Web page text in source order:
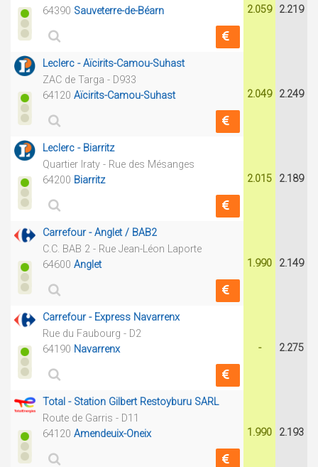
64390 Sauveterre-de-Béarn 2.059 2.219
Leclerc - Aïcirits-Camou-Suhast
ZAC de Targa - D933
64120 Aïcirits-Camou-Suhast 2.049 2.249
Leclerc - Biarritz
Quartier Iraty - Rue des Mésanges
64200 Biarritz 2.015 2.189
Carrefour - Anglet / BAB2
C.C. BAB 2 - Rue Jean-Léon Laporte
64600 Anglet 1.990 2.149
Carrefour - Express Navarrenx
Rue du Faubourg - D2
64190 Navarrenx - 2.275
Total - Station Gilbert Restoyburu SARL
Route de Garris - D11
64120 Amendeuix-Oneix 1.990 2.193